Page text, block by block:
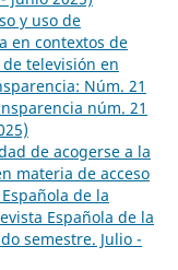
y uso de
en contextos de
televisión en
Núm. 21
núm. 21
de acogerse a la
materia de acceso
de la
Española de la
semestre. Julio -